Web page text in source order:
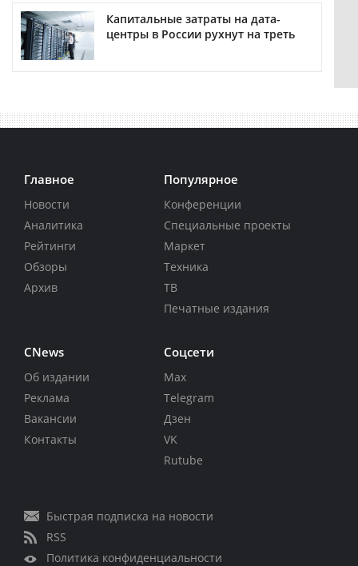
Капитальные затраты на дата-
центры в России рухнут на треть
Главное
Новости
Аналитика
Рейтинги
Обзоры
Архив
Популярное
Конференции
Специальные проекты
Маркет
Техника
ТВ
Печатные издания
CNews
Об издании
Реклама
Вакансии
Контакты
Соцсети
Max
Telegram
Дзен
VK
Rutube
Быстрая подписка на новости
RSS
Политика конфиденциальности